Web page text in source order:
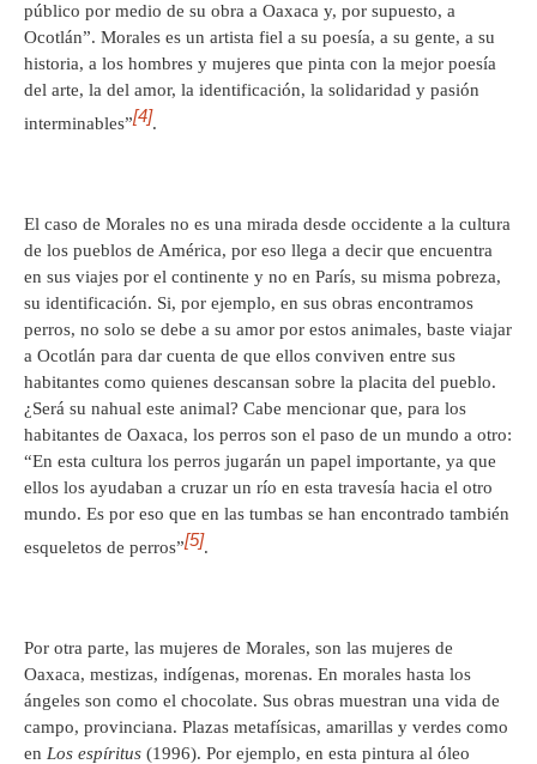
público por medio de su obra a Oaxaca y, por supuesto, a
Ocotlán”. Morales es un artista fiel a su poesía, a su gente, a su
historia, a los hombres y mujeres que pinta con la mejor poesía
del arte, la del amor, la identificación, la solidaridad y pasión
interminables”[4].
El caso de Morales no es una mirada desde occidente a la cultura
de los pueblos de América, por eso llega a decir que encuentra
en sus viajes por el continente y no en París, su misma pobreza,
su identificación. Si, por ejemplo, en sus obras encontramos
perros, no solo se debe a su amor por estos animales, baste viajar
a Ocotlán para dar cuenta de que ellos conviven entre sus
habitantes como quienes descansan sobre la placita del pueblo.
¿Será su nahual este animal? Cabe mencionar que, para los
habitantes de Oaxaca, los perros son el paso de un mundo a otro:
“En esta cultura los perros jugarán un papel importante, ya que
ellos los ayudaban a cruzar un río en esta travesía hacia el otro
mundo. Es por eso que en las tumbas se han encontrado también
esqueletos de perros”[5].
Por otra parte, las mujeres de Morales, son las mujeres de
Oaxaca, mestizas, indígenas, morenas. En morales hasta los
ángeles son como el chocolate. Sus obras muestran una vida de
campo, provinciana. Plazas metafísicas, amarillas y verdes como
en Los espíritus (1996). Por ejemplo, en esta pintura al óleo